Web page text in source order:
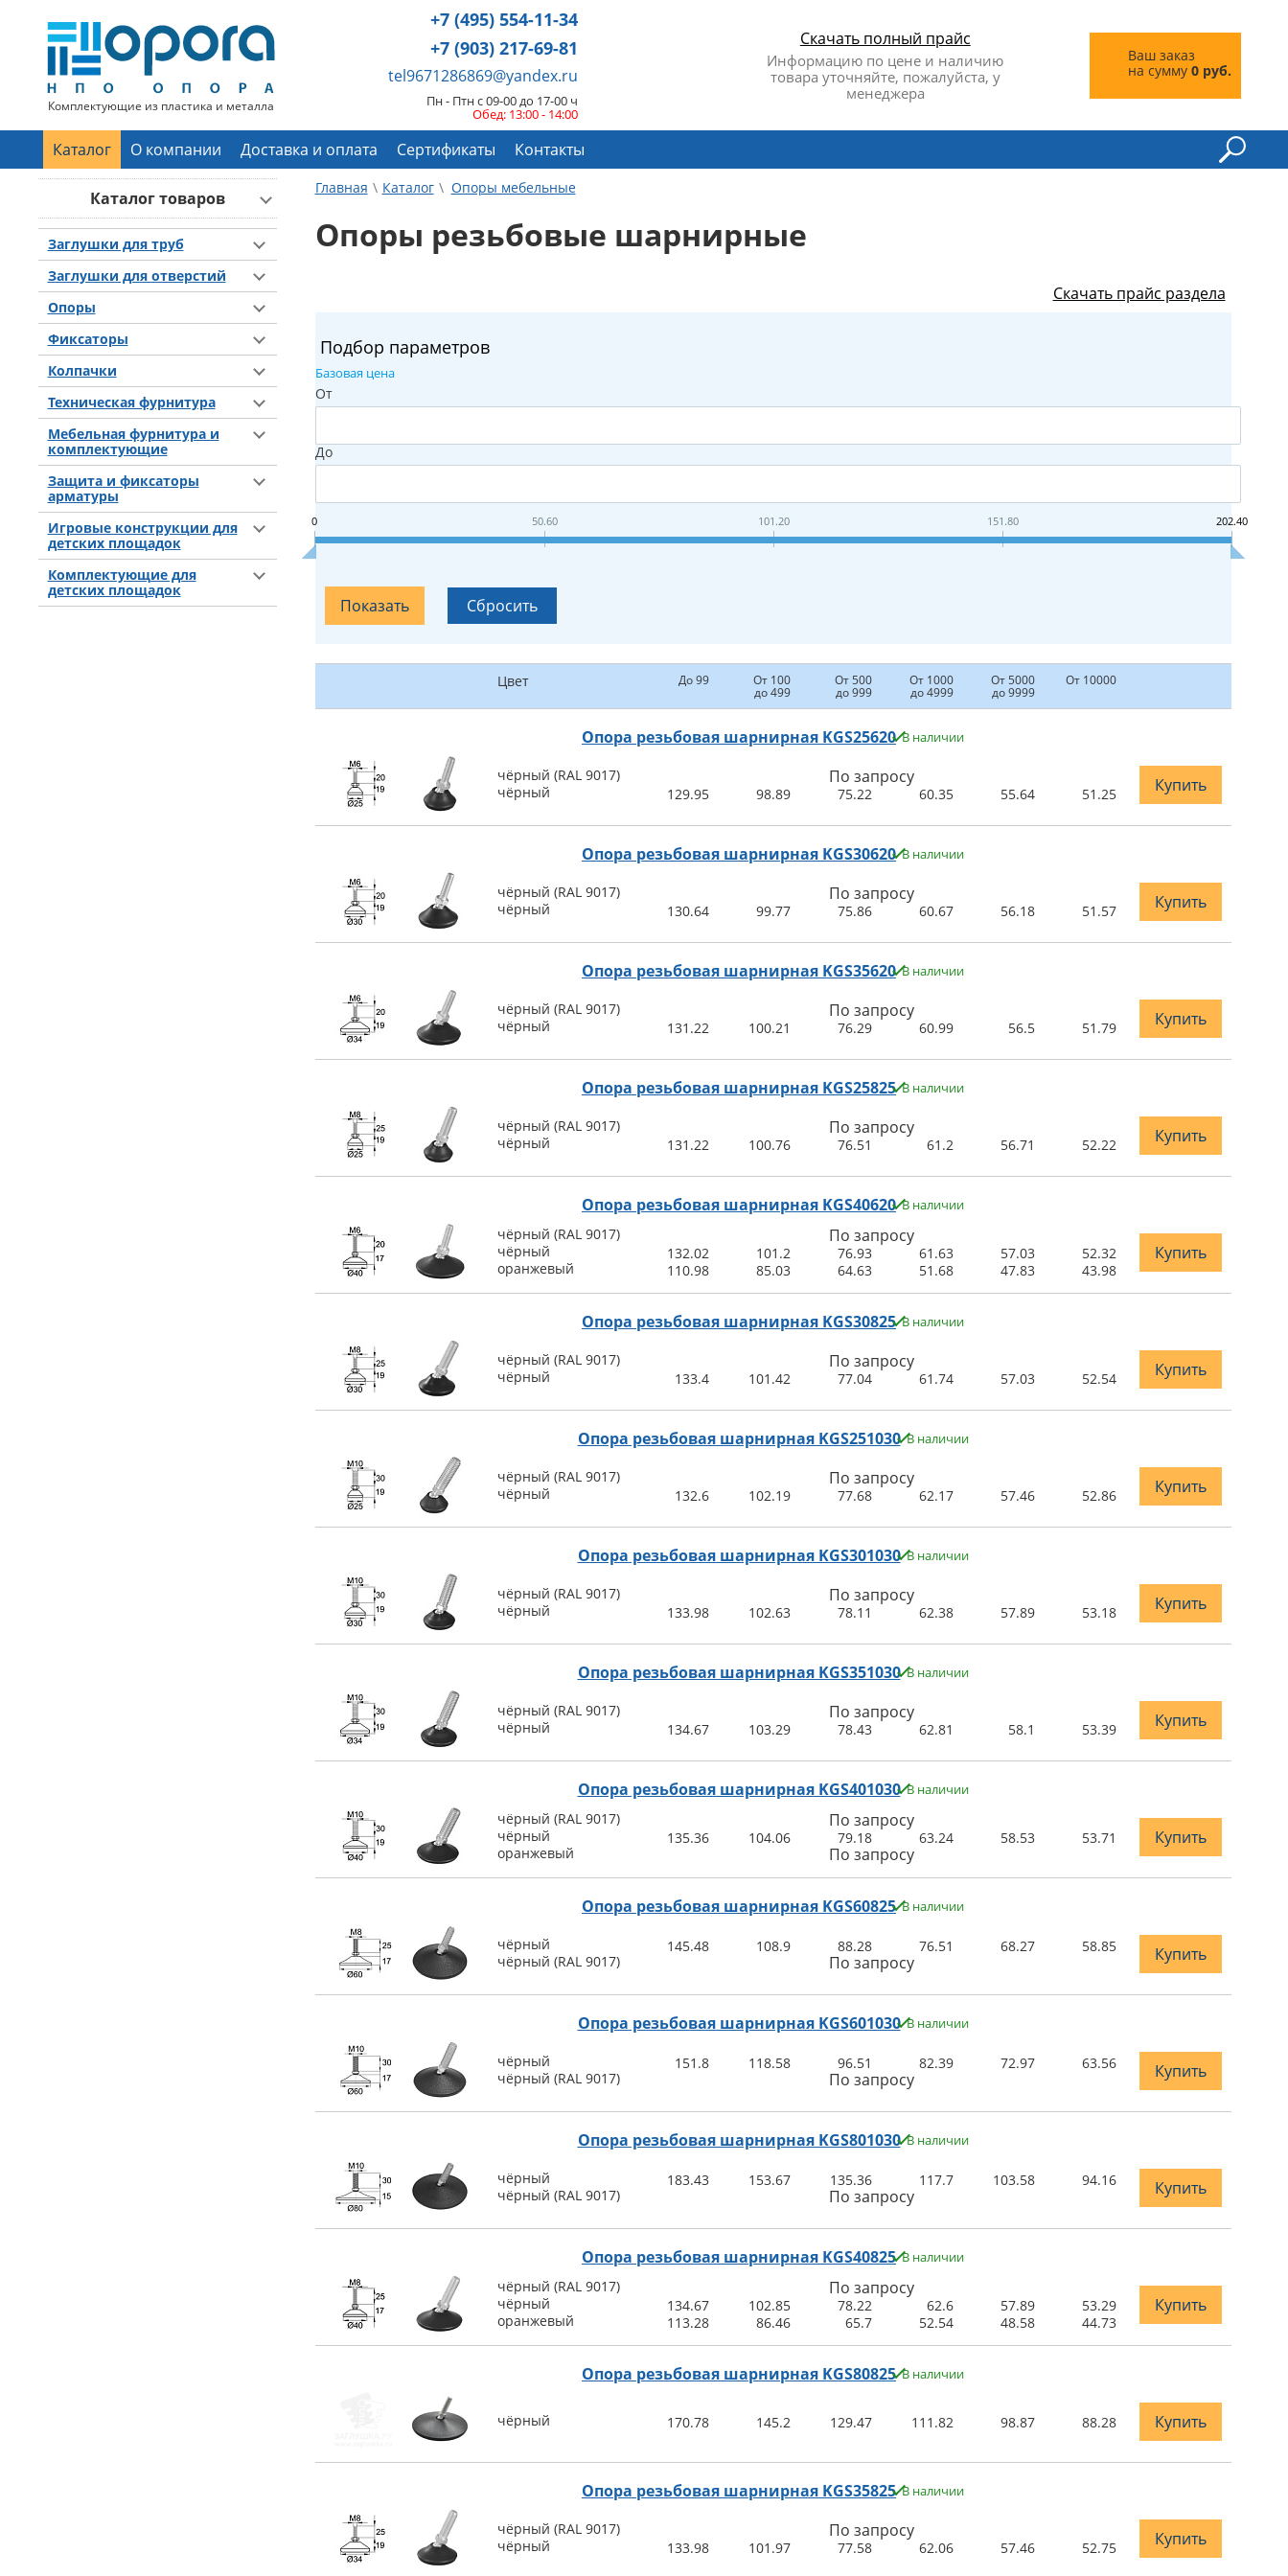
Комплектующие из пластика и металла
+7 (495) 554-11-34
+7 (903) 217-69-81
tel9671286869@yandex.ru
Пн - Птн с 09-00 до 17-00 ч
Обед: 13:00 - 14:00
Скачать полный прайс
Информацию по цене и наличию
товара уточняйте, пожалуйста, у
менеджера
Ваш заказ
на сумму 0 руб.
Каталог О компании Доставка и оплата Сертификаты Контакты
Каталог товаров
Заглушки для труб
Заглушки для отверстий
Опоры
Фиксаторы
Колпачки
Техническая фурнитура
Мебельная фурнитура и
комплектующие
Защита и фиксаторы
арматуры
Игровые конструкции для
детских площадок
Комплектующие для
детских площадок
Главная Каталог Опоры мебельные
Опоры резьбовые шарнирные
Скачать прайс раздела
Подбор параметров
Базовая цена
От
До
0 50.60 101.20 151.80 202.40
Цвет До 99 От 100
до 499
От 500
до 999
От 1000
до 4999
От 5000
до 9999
От 10000
Опора резьбовая шарнирная KGS25620 В наличии
чёрный (RAL 9017) По запросу
чёрный 129.95 98.89 75.22 60.35 55.64 51.25 Купить
Опора резьбовая шарнирная KGS30620 В наличии
чёрный (RAL 9017) По запросу
чёрный 130.64 99.77 75.86 60.67 56.18 51.57 Купить
Опора резьбовая шарнирная KGS35620 В наличии
чёрный (RAL 9017) По запросу
чёрный 131.22 100.21 76.29 60.99 56.5 51.79 Купить
Опора резьбовая шарнирная KGS25825 В наличии
чёрный (RAL 9017) По запросу
чёрный 131.22 100.76 76.51 61.2 56.71 52.22 Купить
Опора резьбовая шарнирная KGS40620 В наличии
чёрный (RAL 9017) По запросу
чёрный 132.02 101.2 76.93 61.63 57.03
52.32
оранжевый
110.98 85.03 64.63 51.68 47.83 43.98
Купить
Опора резьбовая шарнирная KGS30825 В наличии
чёрный (RAL 9017) По запросу
чёрный 133.4 101.42 77.04 61.74 57.03 52.54 Купить
Опора резьбовая шарнирная KGS251030 В наличии
чёрный (RAL 9017) По запросу
чёрный 132.6 102.19 77.68 62.17 57.46 52.86 Купить
Опора резьбовая шарнирная KGS301030 В наличии
чёрный (RAL 9017) По запросу
чёрный 133.98 102.63 78.11 62.38 57.89 53.18 Купить
Опора резьбовая шарнирная KGS351030 В наличии
чёрный (RAL 9017) По запросу
чёрный 134.67 103.29 78.43 62.81 58.1 53.39 Купить
Опора резьбовая шарнирная KGS401030 В наличии
чёрный (RAL 9017) По запросу
чёрный 135.36 104.06 79.18 63.24 58.53
53.71
оранжевый
По запросу
Купить
Опора резьбовая шарнирная KGS60825 В наличии
чёрный 145.48 108.9 88.28 76.51 68.27
58.85
чёрный (RAL 9017)
По запросу Купить
Опора резьбовая шарнирная KGS601030 В наличии
чёрный 151.8 118.58 96.51 82.39 72.97
63.56
чёрный (RAL 9017)
По запросу Купить
Опора резьбовая шарнирная KGS801030 В наличии
чёрный 183.43 153.67 135.36 117.7 103.58
94.16
чёрный (RAL 9017)
По запросу Купить
Опора резьбовая шарнирная KGS40825 В наличии
чёрный (RAL 9017) По запросу
чёрный 134.67 102.85 78.22 62.6 57.89
53.29
оранжевый
113.28 86.46 65.7 52.54 48.58 44.73
Купить
Опора резьбовая шарнирная KGS80825 В наличии
чёрный 170.78 145.2 129.47 111.82 98.87 88.28 Купить
Опора резьбовая шарнирная KGS35825 В наличии
чёрный (RAL 9017) По запросу
чёрный 133.98 101.97 77.58 62.06 57.46 52.75 Купить